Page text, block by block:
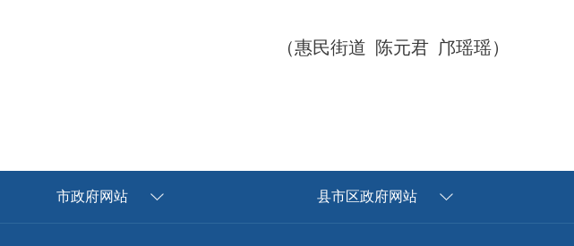
（惠民街道 陈元君 邝瑶瑶）
市政府网站 县市区政府网站